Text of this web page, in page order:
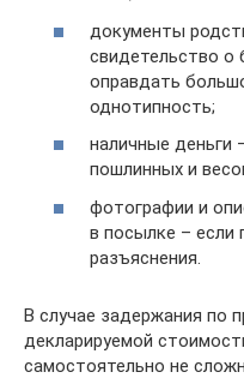
документы
свидетельство о
оправдать
однотипность;
наличные деньги
пошлинных и
фотографии и
в посылке – если
разъяснения.
В случае задержания по
декларируемой
самостоятельно не